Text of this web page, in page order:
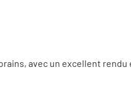
avec un excellent